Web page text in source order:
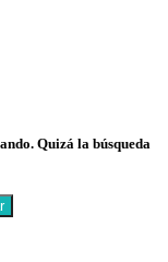
Quizá la búsqueda